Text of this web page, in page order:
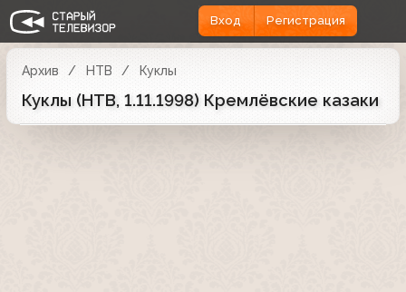
Вход Регистрация
Архив НТВ Куклы
Куклы (НТВ, 1.11.1998) Кремлёвские казаки